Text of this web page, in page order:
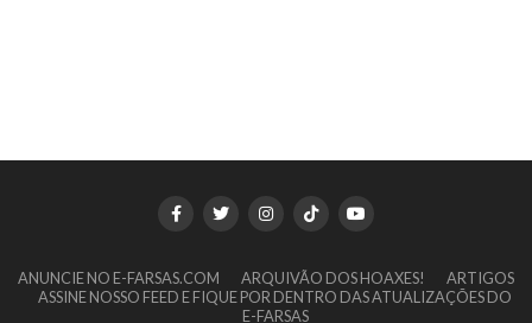
ANUNCIE NO E-FARSAS.COM ARQUIVÃO DOS HOAXES!
ARTIGOS
ASSINE NOSSO FEED E FIQUE POR DENTRO DAS ATUALIZAÇÕES DO
E-FARSAS